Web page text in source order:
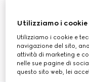
Utilizziamo i cookie
Utilizziamo i cookie e
navigazione del sito,
attività di marketing e
nelle sue pagine di
questo sito web, lei